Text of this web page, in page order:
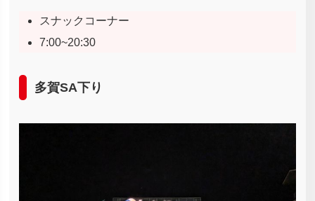
スナックコーナー
7:00~20:30
多賀SA下り